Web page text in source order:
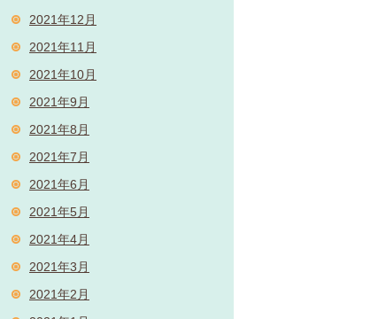
2021年12月
2021年11月
2021年10月
2021年9月
2021年8月
2021年7月
2021年6月
2021年5月
2021年4月
2021年3月
2021年2月